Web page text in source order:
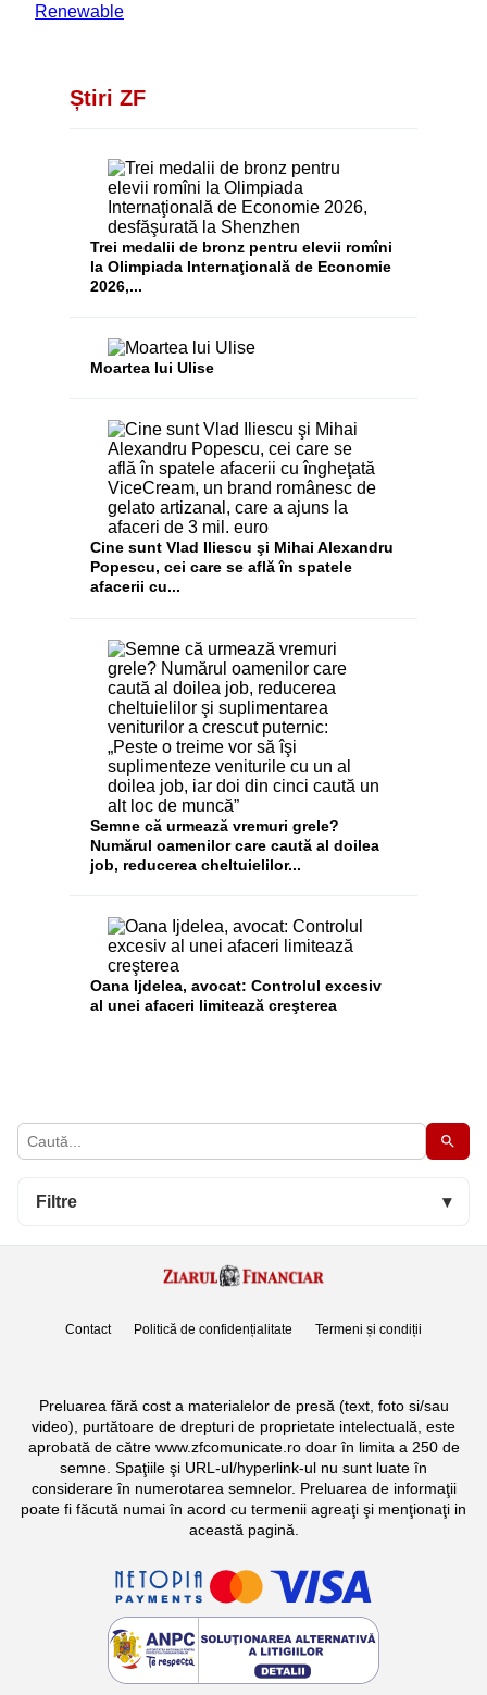
Filtre ▾
Renewable
Știri ZF
Trei medalii de bronz pentru elevii romîni
la Olimpiada Internaţională de Economie
2026,...
Moartea lui Ulise
Cine sunt Vlad Iliescu şi Mihai Alexandru
Popescu, cei care se află în spatele
afacerii cu...
Semne că urmează vremuri grele?
Numărul oamenilor care caută al doilea
job, reducerea cheltuielilor...
Oana Ijdelea, avocat: Controlul excesiv
al unei afaceri limitează creşterea
Contact Politică de confidențialitate Termeni și condiții
Preluarea fără cost a materialelor de presă (text, foto si/sau
video), purtătoare de drepturi de proprietate intelectuală, este
aprobată de către www.zfcomunicate.ro doar în limita a 250 de
semne. Spaţiile şi URL-ul/hyperlink-ul nu sunt luate în
considerare în numerotarea semnelor. Preluarea de informaţii
poate fi făcută numai în acord cu termenii agreaţi şi menţionaţi in
această pagină.